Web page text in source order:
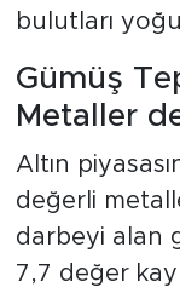
bulutları
Gümüş
Metaller
Altın
değerli
darbeyi alan
7,7 değer